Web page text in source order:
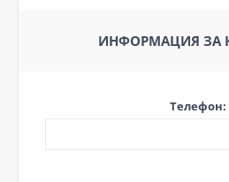
ИНФОРМАЦИЯ ЗА
Телефон: